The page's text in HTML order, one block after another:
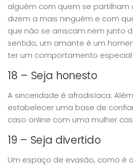
alguém com quem se partilham
dizem a mais ninguém e com
que não se arriscam nem junto
sentido, um amante é um
ter um comportamento
18 – Seja honesto
A sinceridade é afrodisíaca.
estabelecer uma base de
caso online com uma mulher
19 – Seja divertido
Um espaço de evasão, como é